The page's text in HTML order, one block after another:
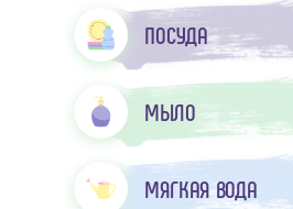
ПОСУДА
МЫЛО
МЯГКАЯ ВОДА